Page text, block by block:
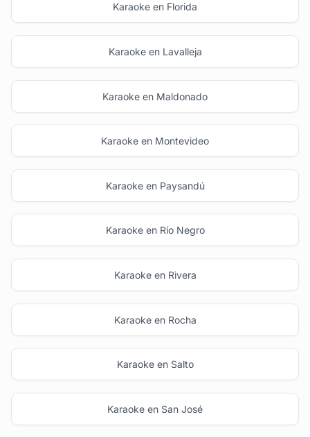
Karaoke en Florida
Karaoke en Lavalleja
Karaoke en Maldonado
Karaoke en Montevideo
Karaoke en Paysandú
Karaoke en Río Negro
Karaoke en Rivera
Karaoke en Rocha
Karaoke en Salto
Karaoke en San José